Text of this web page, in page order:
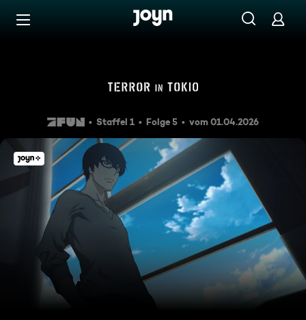
Zum Inhalt springen
Staffel 1 Folge 5 vom 01.04.2026